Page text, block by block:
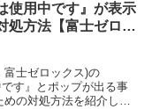
使用中です』が表示
処方法【富士ゼロッ
富士ゼロックス)の
す』とポップが出る事
の対処方法を紹介しま